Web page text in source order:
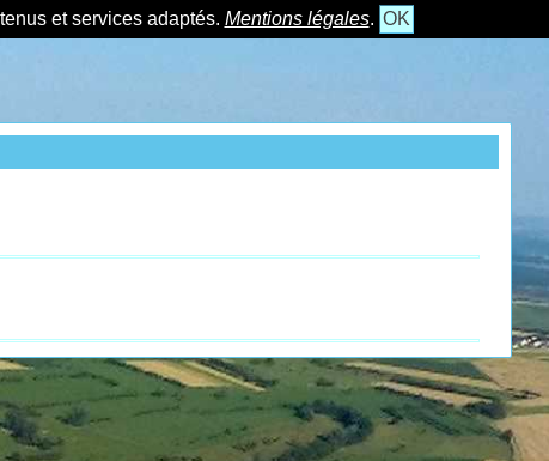
et services adaptés. Mentions légales. OK